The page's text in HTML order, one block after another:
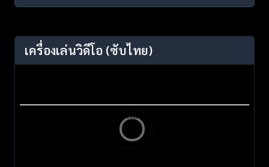
เครื่องเล่นวิดีโอ (ซับไทย)